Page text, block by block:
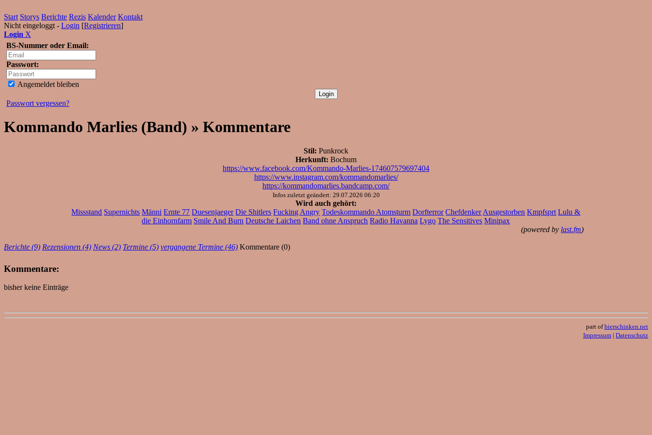
Start Storys Berichte Rezis Kalender Kontakt
Nicht eingeloggt - Login [Registrieren]
Login X
BS-Nummer oder Email:
Passwort:
Angemeldet bleiben
Passwort vergessen?
Kommando Marlies (Band) » Kommentare
Stil: Punkrock
Herkunft: Bochum
https://www.facebook.com/Kommando-Marlies-174607579697404
https://www.instagram.com/kommandomarlies/
https://kommandomarlies.bandcamp.com/
Infos zuletzt geändert: 29.07.2026 06:20
Wird auch gehört:
Missstand Supernichts Männi Ernte 77 Duesenjaeger Die Shitlers Fucking Angry Todeskommando Atomsturm Dorfterror Chefdenker Ausgestorben Kmpfsprt Lulu &
die Einhornfarm Smile And Burn Deutsche Laichen Band ohne Anspruch Radio Havanna Lygo The Sensitives Minipax
(powered by last.fm)
Berichte (9) Rezensionen (4) News (2) Termine (5) vergangene Termine (46) Kommentare (0)
Kommentare:
bisher keine Einträge
part ofbierschinken.net
Impressum | Datenschutz